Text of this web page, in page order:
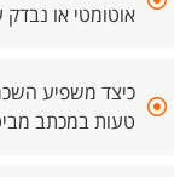
אוטומטי או
כיצד משפיע
טעות במכתב